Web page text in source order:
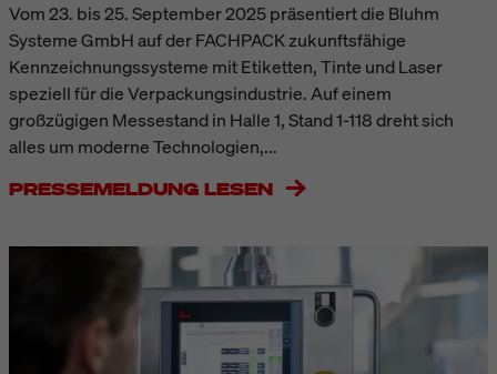
Vom 23. bis 25. September 2025 präsentiert die Bluhm
Systeme GmbH auf der FACHPACK zukunftsfähige
Kennzeichnungssysteme mit Etiketten, Tinte und Laser
speziell für die Verpackungsindustrie. Auf einem
großzügigen Messestand in Halle 1, Stand 1-118 dreht sich
alles um moderne Technologien,...
PRESSEMELDUNG LESEN